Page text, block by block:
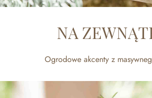
NA
Ogrodowe akcenty z